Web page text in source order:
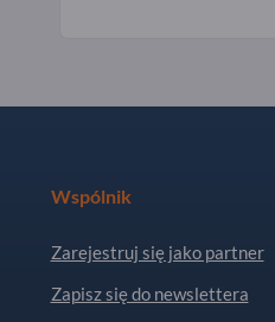
Wspólnik
Zarejestruj się jako partner
Zapisz się do newslettera